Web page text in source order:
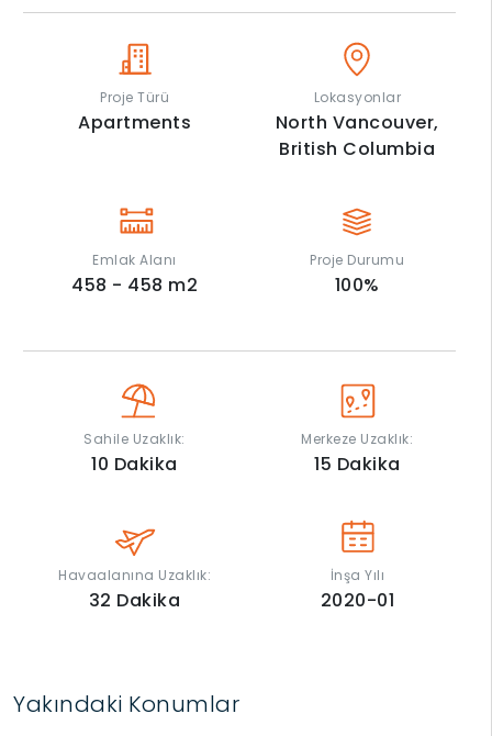
Proje Türü
Apartments
Lokasyonlar
North Vancouver,
British Columbia
Emlak Alanı
458 - 458 m2
Proje Durumu
100%
Sahile Uzaklık:
10 Dakika
Merkeze Uzaklık:
15 Dakika
Havaalanına Uzaklık:
32 Dakika
İnşa Yılı
2020-01
Yakındaki Konumlar